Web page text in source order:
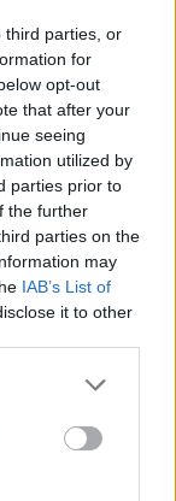
third parties, or
for
opt-out
that after your
seeing
utilized by
parties prior to
the further
parties on the
may
IAB’s List of
it to other
à la
tu
que les
attitude plus
comme